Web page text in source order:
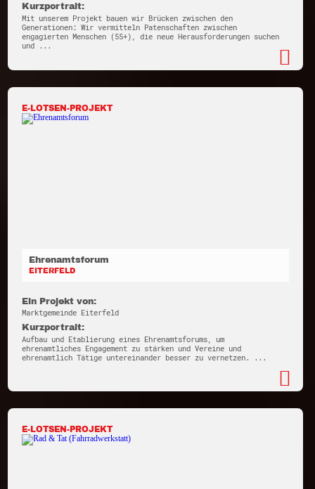
Kurzportrait:
Mit unserem Projekt bauen wir Brücken zwischen den
Generationen: Wir vermitteln Patenschaften zwischen
engagierten Menschen (55+), die neue Herausforderungen suchen
und ...
E-LOTSEN-PROJEKT
Ehrenamtsforum
EITERFELD
Ein Projekt von:
Marktgemeinde Eiterfeld
Kurzportrait:
Aufbau und Etablierung eines Ehrenamtsforums, um
ehrenamtliches Engagement zu stärken und Vereine und
ehrenamtlich Tätige untereinander besser zu vernetzen. ...
E-LOTSEN-PROJEKT